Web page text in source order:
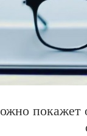
покажет